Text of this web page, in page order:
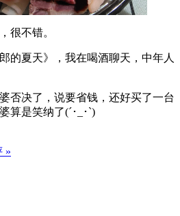
很不错。
的夏天》，我在喝酒聊天，中年人
否决了，说要省钱，还好买了一台
算是笑纳了(´･_･`)
»